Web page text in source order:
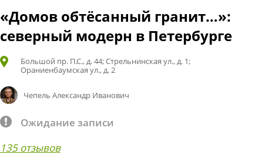
«Домов обтёсанный гранит…»:
северный модерн в Петербурге
Большой пр. П.С., д. 44; Стрельнинская ул., д. 1;
Ораниенбаумская ул., д. 2
Чепель Александр Иванович
Ожидание записи
135 отзывов